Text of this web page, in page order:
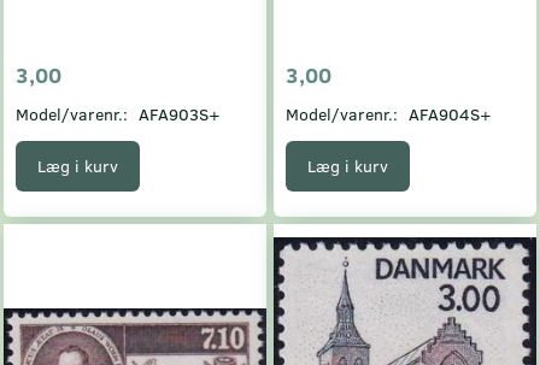
3,00
Model/varenr.: AFA903S+
Læg i kurv
3,00
Model/varenr.: AFA904S+
Læg i kurv